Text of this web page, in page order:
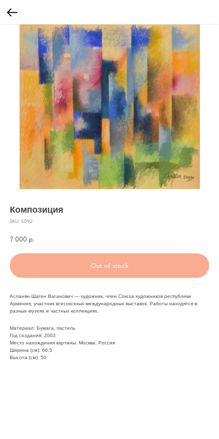
Композиция
SKU: 5092
7 000 р.
Out of stock
Асланян Шаген Ваганович — художник, член Союза художников республики
Армения, участник всесоюзных международных выставок. Работы находятся в
разных музеях и частных коллекциях.
Материал: Бумага, пастель
Год создания: 2003
Место нахождения картины: Москва, Россия
Ширина (см): 66,5
Высота (см): 50